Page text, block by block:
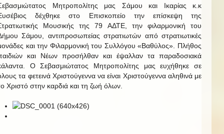
Μητροπολίτης μας Σάμου και Ικαρίας κ.κ
δέχθηκε στο Επισκοπείο την επίσκεψη της
Μουσικής της 79 ΑΔΤΕ, την φιλαρμονική του
Σάμου, αντιπροσωπείας στρατιωτών από στρατιωτικές
και την Φιλαρμονική του Συλλόγου «Βαθύλος». Πλήθος
και Νέων προσήλθαν και έψαλλαν τα παραδοσιακά
Ο Σεβασμιώτατος Μητροπολίτης μας ευχήθηκε σε
τα φετεινά Χριστούγεννα να είναι Χριστούγεννα αληθινά με
Χριστό στην καρδιά και τη ζωή όλων.